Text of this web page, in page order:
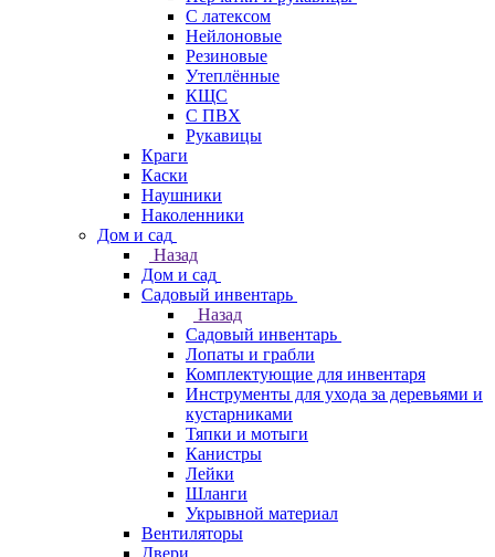
С латексом
Нейлоновые
Резиновые
Утеплённые
КЩС
С ПВХ
Рукавицы
Краги
Каски
Наушники
Наколенники
Дом и сад
Назад
Дом и сад
Садовый инвентарь
Назад
Садовый инвентарь
Лопаты и грабли
Комплектующие для инвентаря
Инструменты для ухода за деревьями и
кустарниками
Тяпки и мотыги
Канистры
Лейки
Шланги
Укрывной материал
Вентиляторы
Двери